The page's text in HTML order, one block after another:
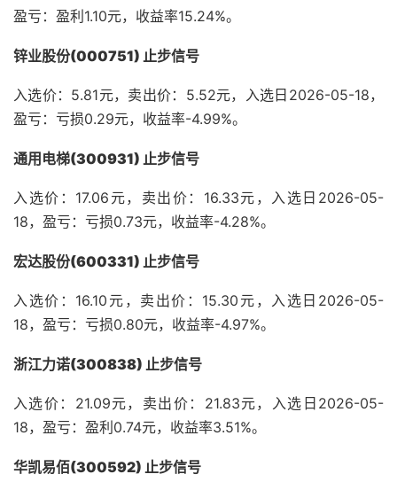
盈亏：盈利1.10元，收益率15.24%。
锌业股份(000751) 止步信号
入选价：5.81元，卖出价：5.52元，入选日2026-05-18，
盈亏：亏损0.29元，收益率-4.99%。
通用电梯(300931) 止步信号
入选价：17.06元，卖出价：16.33元，入选日2026-05-
18，盈亏：亏损0.73元，收益率-4.28%。
宏达股份(600331) 止步信号
入选价：16.10元，卖出价：15.30元，入选日2026-05-
18，盈亏：亏损0.80元，收益率-4.97%。
浙江力诺(300838) 止步信号
入选价：21.09元，卖出价：21.83元，入选日2026-05-
18，盈亏：盈利0.74元，收益率3.51%。
华凯易佰(300592) 止步信号